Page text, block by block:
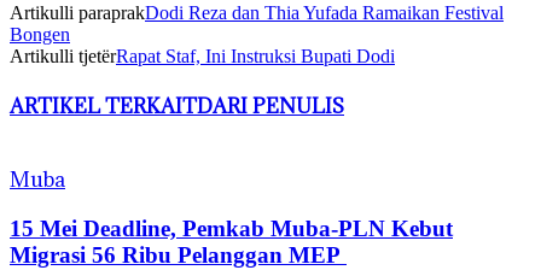
Artikulli paraprakDodi Reza dan Thia Yufada Ramaikan Festival
Bongen
Artikulli tjetërRapat Staf, Ini Instruksi Bupati Dodi
ARTIKEL TERKAITDARI PENULIS
Muba
15 Mei Deadline, Pemkab Muba-PLN Kebut
Migrasi 56 Ribu Pelanggan MEP